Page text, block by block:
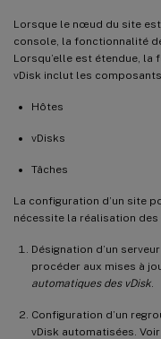
Lorsque le nœud du site
console, la fonctionnalité
Lorsqu’elle est étendue,
vDisk inclut les
Hôtes
vDisks
Tâches
La configuration d’un site
nécessite la réalisation des
Désignation d’un
procéder aux mises à
automatiques des vDisk
Configuration d’un
vDisk automatisées. Voir